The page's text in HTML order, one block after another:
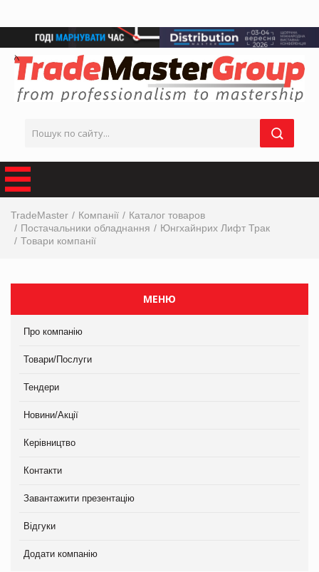
TradeMaster Компанії
Каталог товаров
Постачальники обладнання
Юнгхайнрих Лифт Трак
Товари компанії
МЕНЮ
Про компанію
Товари/Послуги
Тендери
Новини/Акції
Керівництво
Контакти
Завантажити презентацію
Відгуки
Додати компанію